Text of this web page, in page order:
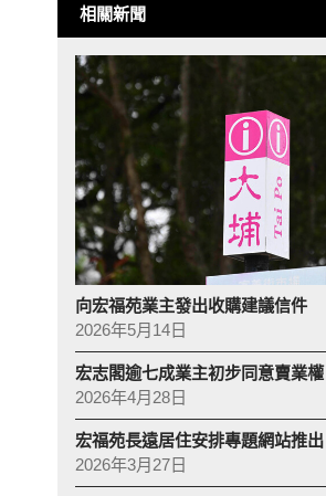
相關新聞
向宏福苑業主發出收購建議信件
2026年5月14日
宏志閣逾七成業主初步同意賣業權
2026年4月28日
宏福苑長遠居住安排專題網站推出
2026年3月27日